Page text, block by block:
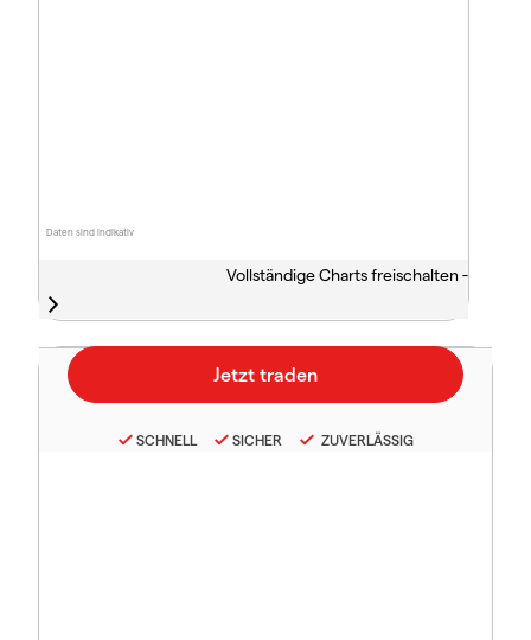
Daten sind indikativ
Vollständige Charts freischalten -
SCHNELL SICHER ZUVERLÄSSIG